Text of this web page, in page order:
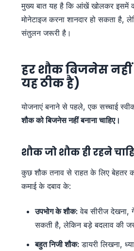
मुख्य बात यह है कि आंखें खोलकर इसमें
मोनेटाइज करना शानदार हो सकता है,
संतुलन जरूरी है।
हर शौक बिजनेस
यह ठीक है)
योजनाएं बनाने से पहले, एक सच्चाई
शौक को बिजनेस नहीं बनाना चाहिए।
शौक जो शौक ही रहने
कुछ शौक तनाव से राहत के लिए बेहतर
कमाई के दबाव के:
उपभोग के शौक: वेब सीरीज देखना,
सकती है, लेकिन बड़े बदलाव की
बहुत निजी शौक: डायरी लिखना,